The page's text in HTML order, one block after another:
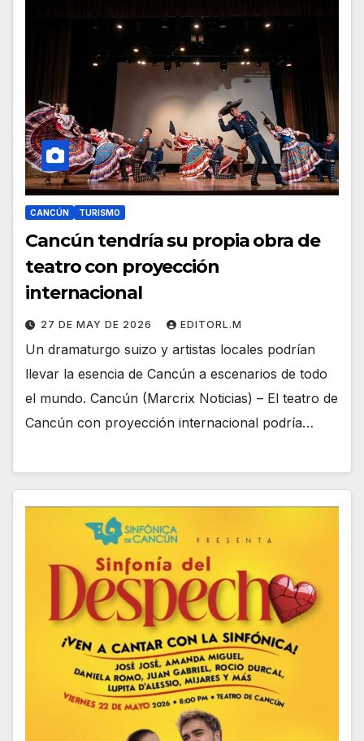
CANCÚN TURISMO
Cancún tendría su propia obra de
teatro con proyección
internacional
27 DE MAY DE 2026 EDITORL.M
Un dramaturgo suizo y artistas locales podrían
llevar la esencia de Cancún a escenarios de todo
el mundo. Cancún (Marcrix Noticias) – El teatro de
Cancún con proyección internacional podría…